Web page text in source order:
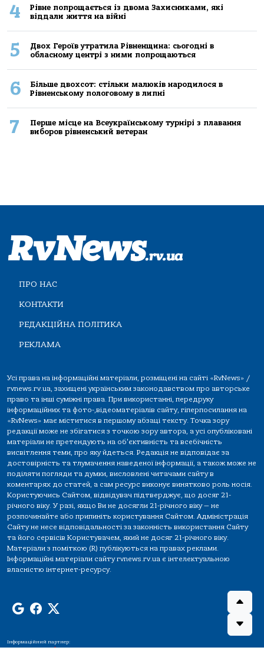
4
Рівне попрощається із двома Захисниками, які
віддали життя на війні
5
Двох Героїв утратила Рівненщина: сьогодні в
обласному центрі з ними попрощаються
6
Більше двохсот: стільки малюків народилося в
Рівненському пологовому в липні
7
Перше місце на Всеукраїнському турнірі з плавання
виборов рівненський ветеран
ПРО НАС
КОНТАКТИ
РЕДАКЦІЙНА ПОЛІТИКА
РЕКЛАМА
Усі права на інформаційні матеріали, розміщені на сайті «RvNews» /
rvnews.rv.ua, захищені українським законодавством про авторське
право та інші суміжні права. При використанні, передруку
інформаційних та фото-,відеоматеріалів сайту, гіперпосилання на
«RvNews» має міститися в першому абзаці тексту. Точка зору
редакції може не збігатися з точкою зору автора, а усі опубліковані
матеріали не претендують на об'єктивність та всебічність
висвітлення теми, про яку йдеться. Редакція не відповідає за
достовірність та тлумачення наведеної інформації, а також може не
поділяти погляди та думки, висловлені читачами сайту в
коментарях до статей, а сам ресурс виконує винятково роль носія.
Користуючись Сайтом, відвідувач підтверджує, що досяг 21-
річного віку. У разі, якщо Ви не досягли 21-річного віку — не
розпочинайте або припиніть користування Сайтом. Адміністрація
Сайту не несе відповідальності за законність використання Сайту
та його сервісів Користувачем, який не досяг 21-річного віку.
Матеріали з поміткою (R) публікуються на правах реклами.
Інформаційні матеріали сайту rvnews.rv.ua є інтелектуальною
власністю інтернет-ресурсу.
Інформаційний партнер: